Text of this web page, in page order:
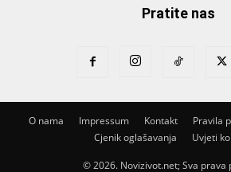
Pratite nas
O nama Impressum Kontakt
Pravila
Cjenik oglašavanja
Uvjeti
© 2026. Novizivot.net; Sva prava